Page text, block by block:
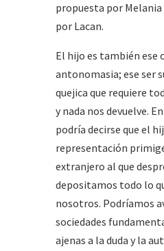
propuesta por
por Lacan.
El hijo es también ese
antonomasia; ese ser
quejica que requiere
y nada nos devuelve.
podría decirse que el
representación
extranjero al que
depositamos todo lo
nosotros. Podríamos
sociedades
ajenas a la duda y la